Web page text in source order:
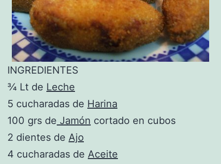
INGREDIENTES
¾ Lt de Leche
5 cucharadas de Harina
100 grs de Jamón cortado en cubos
2 dientes de Ajo
4 cucharadas de Aceite